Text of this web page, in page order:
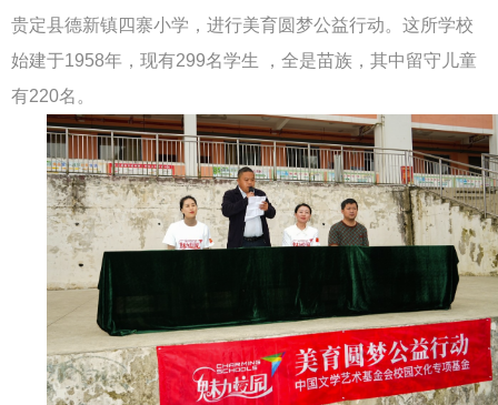
贵定县德新镇四寨小学，进行美育圆梦公益行动。这所学校
始建于1958年，现有299名学生 ，全是苗族，其中留守儿童
有220名。